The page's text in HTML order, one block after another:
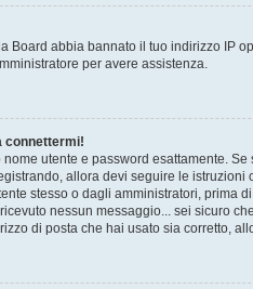
Board abbia bannato il tuo indirizzo IP
per avere assistenza.
connettermi!
utente e password esattamente.
allora devi seguire le
stesso o dagli amministratori, prima
nessun messaggio... sei sicuro
di posta che hai usato sia corretto,